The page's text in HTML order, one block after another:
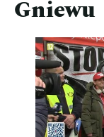
Gniewu